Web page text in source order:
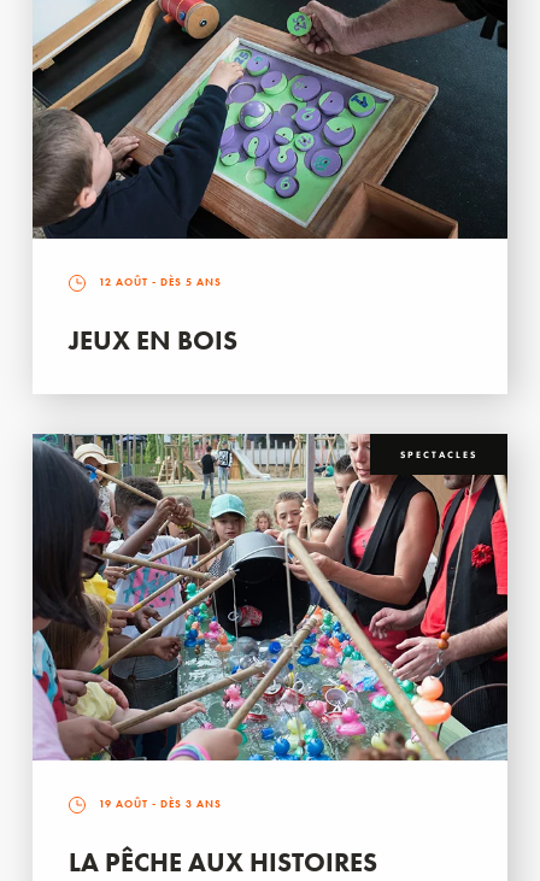
12 AOÛT - DÈS 5 ANS
JEUX EN BOIS
SPECTACLES
19 AOÛT - DÈS 3 ANS
LA PÊCHE AUX HISTOIRES